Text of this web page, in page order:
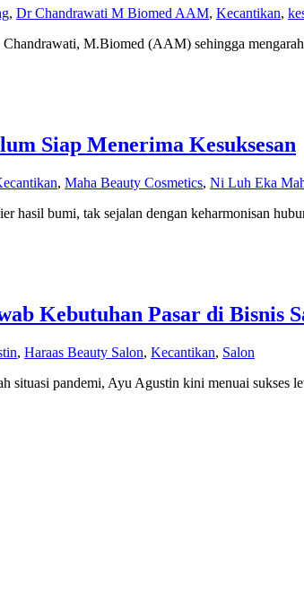
, Dr Chandrawati M Biomed AAM, Kecantikan,
M.Biomed (AAM) sehingga
Siap Menerima Kesuksesan
, Maha Beauty Cosmetics, Ni Luh Eka
hasil bumi, tak sejalan dengan keharmonisan
Kebutuhan Pasar di Bisnis
, Haraas Beauty Salon, Kecantikan, Salon
situasi pandemi, Ayu Agustin kini menuai sukses